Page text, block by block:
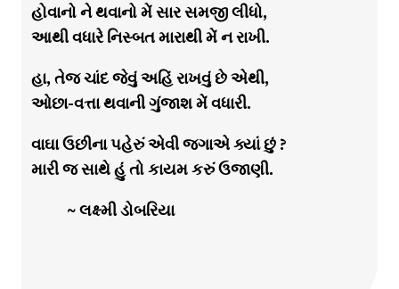
હોવાનો ને થવાનો મેં સાર સમજી લીધો,
આથી વધારે નિસ્બત મારાથી મેં ન રાખી.
હા, તેજ ચાંદ જેવું અહિં રાખવું છે એથી,
ઓછા-વત્તા થવાની ગુંજાશ મેં વધારી.
વાઘા ઉછીના પહેરું એવી જગાએ ક્યાં છું ?
મારી જ સાથે હું તો કાયમ કરું ઉજાણી.
~ લક્ષ્મી ડોબરિયા